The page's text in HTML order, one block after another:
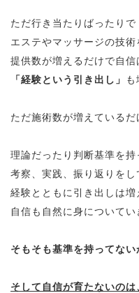
ただ行き当たりばったりで
エステやマッサージの技術
提供数が増えるだけで自信
「経験という引き出し」
も
ただ施術数が増えているだ
理論だったり判断基準を持
考察、実践、振り返りをし
経験とともに引き出しは増
自信も自然に身についてい
そもそも基準を持ってない
そして自信が育たないの